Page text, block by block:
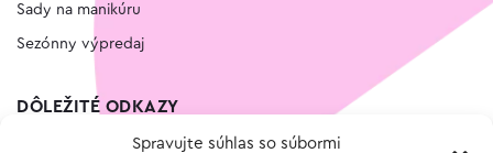
Spravujte súhlas so súbormi
Sady na manikúru
Sezónny výpredaj
DÔLEŽITÉ ODKAZY